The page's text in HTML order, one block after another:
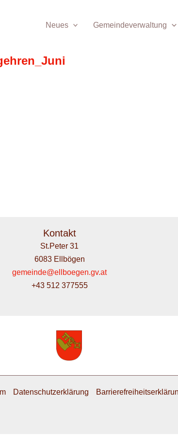
Neues Gemeindeverwaltung
Kontakt
St.Peter 31
6083 Ellbögen
gemeinde@ellboegen.gv.at
+43 512 377555
Datenschutzerklärung